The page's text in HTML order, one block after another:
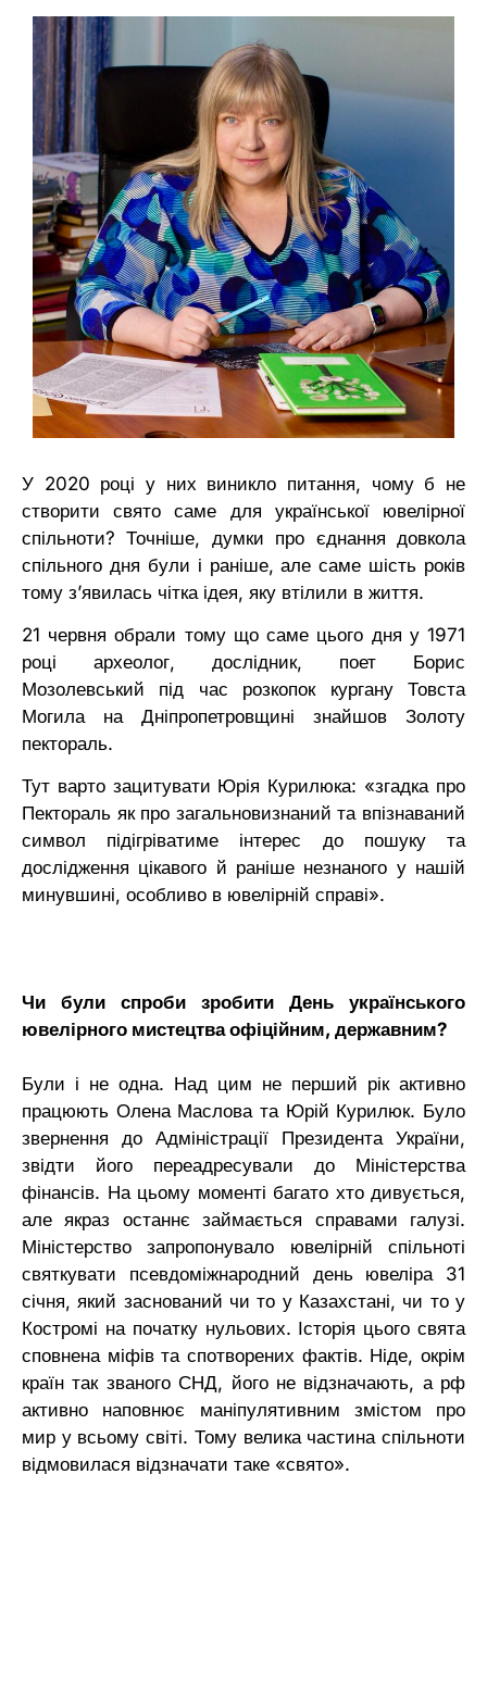
У 2020 році у них виникло питання, чому б не
створити свято саме для української ювелірної
спільноти? Точніше, думки про єднання довкола
спільного дня були і раніше, але саме шість років
тому зʼявилась чітка ідея, яку втілили в життя.
21 червня обрали тому що саме цього дня у 1971
році археолог, дослідник, поет Борис
Мозолевський під час розкопок кургану Товста
Могила на Дніпропетровщині знайшов Золоту
пектораль.
Тут варто зацитувати Юрія Курилюка: «згадка про
Пектораль як про загальновизнаний та впізнаваний
символ підігріватиме інтерес до пошуку та
дослідження цікавого й раніше незнаного у нашій
минувшині, особливо в ювелірній справі».
Чи були спроби зробити День українського
ювелірного мистецтва офіційним, державним?
Були і не одна. Над цим не перший рік активно
працюють Олена Маслова та Юрій Курилюк. Було
звернення до Адміністрації Президента України,
звідти його переадресували до Міністерства
фінансів. На цьому моменті багато хто дивується,
але якраз останнє займається справами галузі.
Міністерство запропонувало ювелірній спільноті
святкувати псевдоміжнародний день ювеліра 31
січня, який заснований чи то у Казахстані, чи то у
Костромі на початку нульових. Історія цього свята
сповнена міфів та спотворених фактів. Ніде, окрім
країн так званого СНД, його не відзначають, а рф
активно наповнює маніпулятивним змістом про
мир у всьому світі. Тому велика частина спільноти
відмовилася відзначати таке «свято».